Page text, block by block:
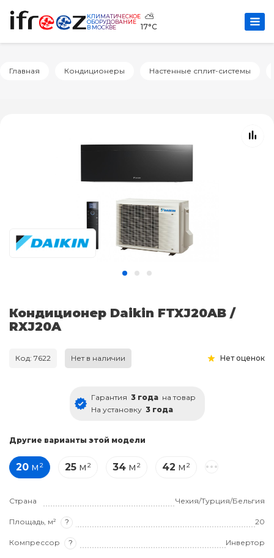
КЛИМАТИЧЕСКОЕ
ОБОРУДОВАНИЕ
В МОСКВЕ
⛅
17°C
Главная Кондиционеры Настенные сплит-системы
Кондиционер Daikin FTXJ20AB /
RXJ20A
Код: 7622 Нет в наличии Нет оценок
Гарантия 3 года на товар
На установку 3 года
Другие варианты этой модели
20 м² 25 м² 34 м² 42 м²
Страна Чехия/Турция/Бельгия
Площадь, м² ? 20
Компрессор ? Инвертор